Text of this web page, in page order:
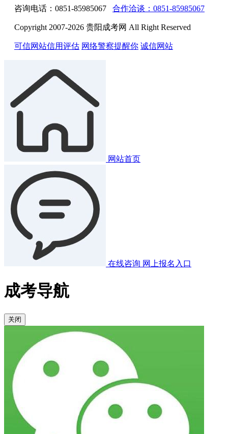
咨询电话：0851-85985067 合作洽谈：0851-85985067
Copyright 2007-2026 贵阳成考网 All Right Reserved
可信网站信用评估 网络警察提醒你 诚信网站
网站首页
在线咨询 网上报名入口
成考导航
关闭